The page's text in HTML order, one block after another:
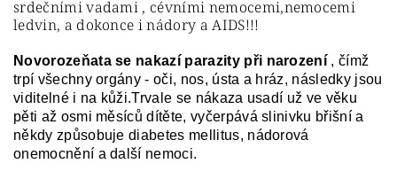
srdečními vadami , cévními nemocemi,nemocemi
ledvin, a dokonce i nádory a AIDS!!!
Novorozeňata se nakazí parazity při narození , čímž
trpí všechny orgány - oči, nos, ústa a hráz, následky jsou
viditelné i na kůži.Trvale se nákaza usadí už ve věku
pěti až osmi měsíců dítěte, vyčerpává slinivku břišní a
někdy způsobuje diabetes mellitus, nádorová
onemocnění a další nemoci.